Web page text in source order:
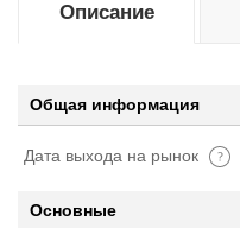
Описание
Общая информация
Дата выхода на рынок
Основные